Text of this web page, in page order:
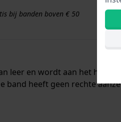
bij banden boven € 50
leer en wordt aan het
band heeft geen rechte